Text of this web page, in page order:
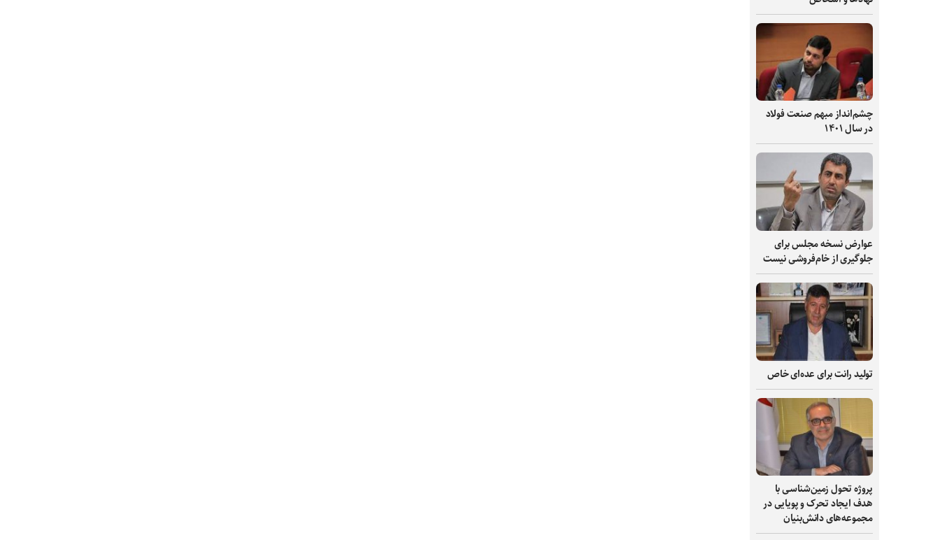
چشم‌انداز مبهم صنعت فولاد
در سال ۱۴۰۱
عوارض نسخه مجلس برای
جلوگیری از خام‌فروشی نیست
تولید رانت برای عده‌ای خاص
پروژه تحول زمین‌شناسی با
هدف ایجاد تحرک و پویایی در
مجموعه‌های دانش‌بنیان